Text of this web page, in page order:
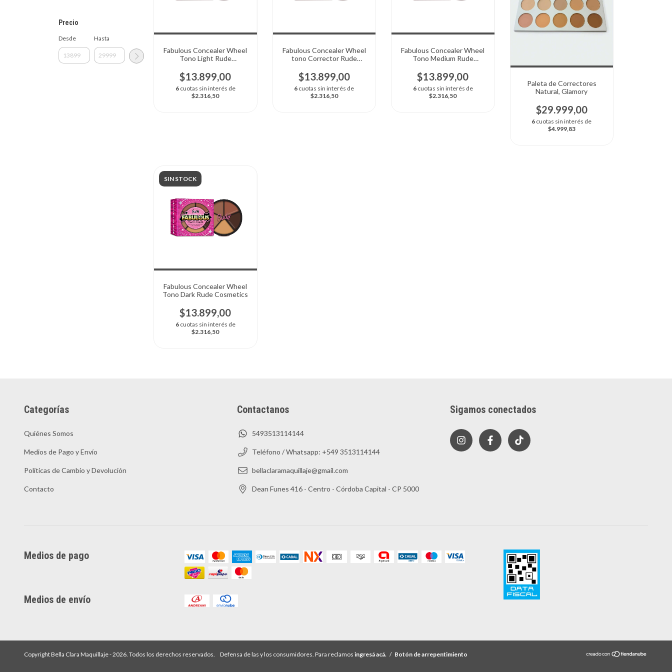
Precio
Desde Hasta
Fabulous Concealer Wheel
Tono Light Rude
$13.899,00
6 cuotas sin interés de
$2.316,50
Fabulous Concealer Wheel
tono Corrector Rude
$13.899,00
6 cuotas sin interés de
$2.316,50
Fabulous Concealer Wheel
Tono Medium Rude
$13.899,00
6 cuotas sin interés de
$2.316,50
Paleta de Correctores
Natural, Glamory
$29.999,00
6 cuotas sin interés de
$4.999,83
SIN STOCK
Fabulous Concealer Wheel
Tono Dark Rude Cosmetics
$13.899,00
6 cuotas sin interés de
$2.316,50
Categorías
Quiénes Somos
Medios de Pago y Envío
Políticas de Cambio y Devolución
Contacto
Contactanos
5493513114144
Teléfono / Whatsapp: +549 3513114144
bellaclaramaquillaje@gmail.com
Dean Funes 416 - Centro - Córdoba Capital - CP 5000
Sigamos conectados
Medios de pago
Medios de envío
Copyright Bella Clara Maquillaje - 2026. Todos los derechos reservados. Defensa de las y los consumidores. Para reclamos ingresá acá. / Botón de arrepentimiento